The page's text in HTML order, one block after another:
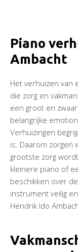
Piano
Ambacht
Het verhuizen van
die zorg en
een groot en
belangrijke
Verhuizingen
is. Daarom zorgen
grootste zorg
kleinere piano of
beschikken over
instrument veilig
Hendrik Ido